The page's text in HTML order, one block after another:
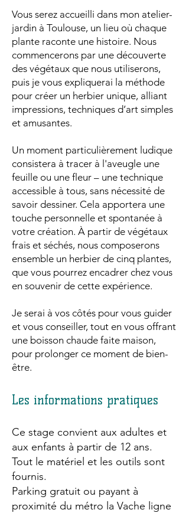
​Vous serez accueilli dans mon atelier-
jardin à Toulouse, un lieu où chaque
plante raconte une histoire. Nous
commencerons par une découverte
des végétaux que nous utiliserons,
puis je vous expliquerai la méthode
pour créer un herbier unique, alliant
impressions, techniques d’art simples
et amusantes.
Un moment particulièrement ludique
consistera à tracer à l'aveugle une
feuille ou une fleur – une technique
accessible à tous, sans nécessité de
savoir dessiner. Cela apportera une
touche personnelle et spontanée à
votre création. À partir de végétaux
frais et séchés, nous composerons
ensemble un herbier de cinq plantes,
que vous pourrez encadrer chez vous
en souvenir de cette expérience.
Je serai à vos côtés pour vous guider
et vous conseiller, tout en vous offrant
une boisson chaude faite maison,
pour prolonger ce moment de bien-
être.​
Les informations pratiques
Ce stage convient aux adultes et
aux enfants à partir de 12 ans.
Tout le matériel et les outils sont
fournis.
Parking gratuit ou payant à
proximité du métro la Vache ligne